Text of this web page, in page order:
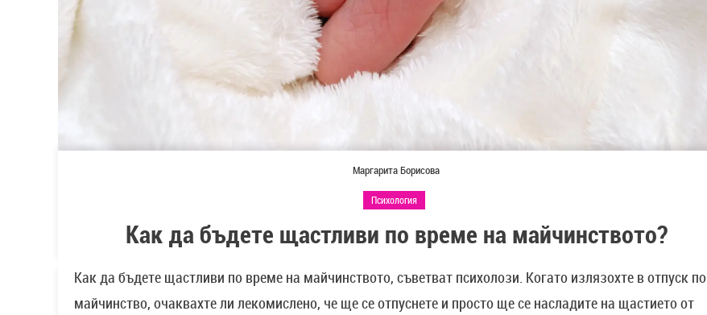
Маргарита Борисова
Психология
Как да бъдете щастливи по време на майчинството?
Как да бъдете щастливи по време на майчинството, съветват психолози. Когато излязохте в отпуск по
майчинство, очаквахте ли лекомислено, че ще се отпуснете и просто ще се насладите на щастието от